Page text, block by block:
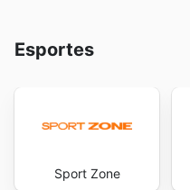
Esportes
Sport Zone